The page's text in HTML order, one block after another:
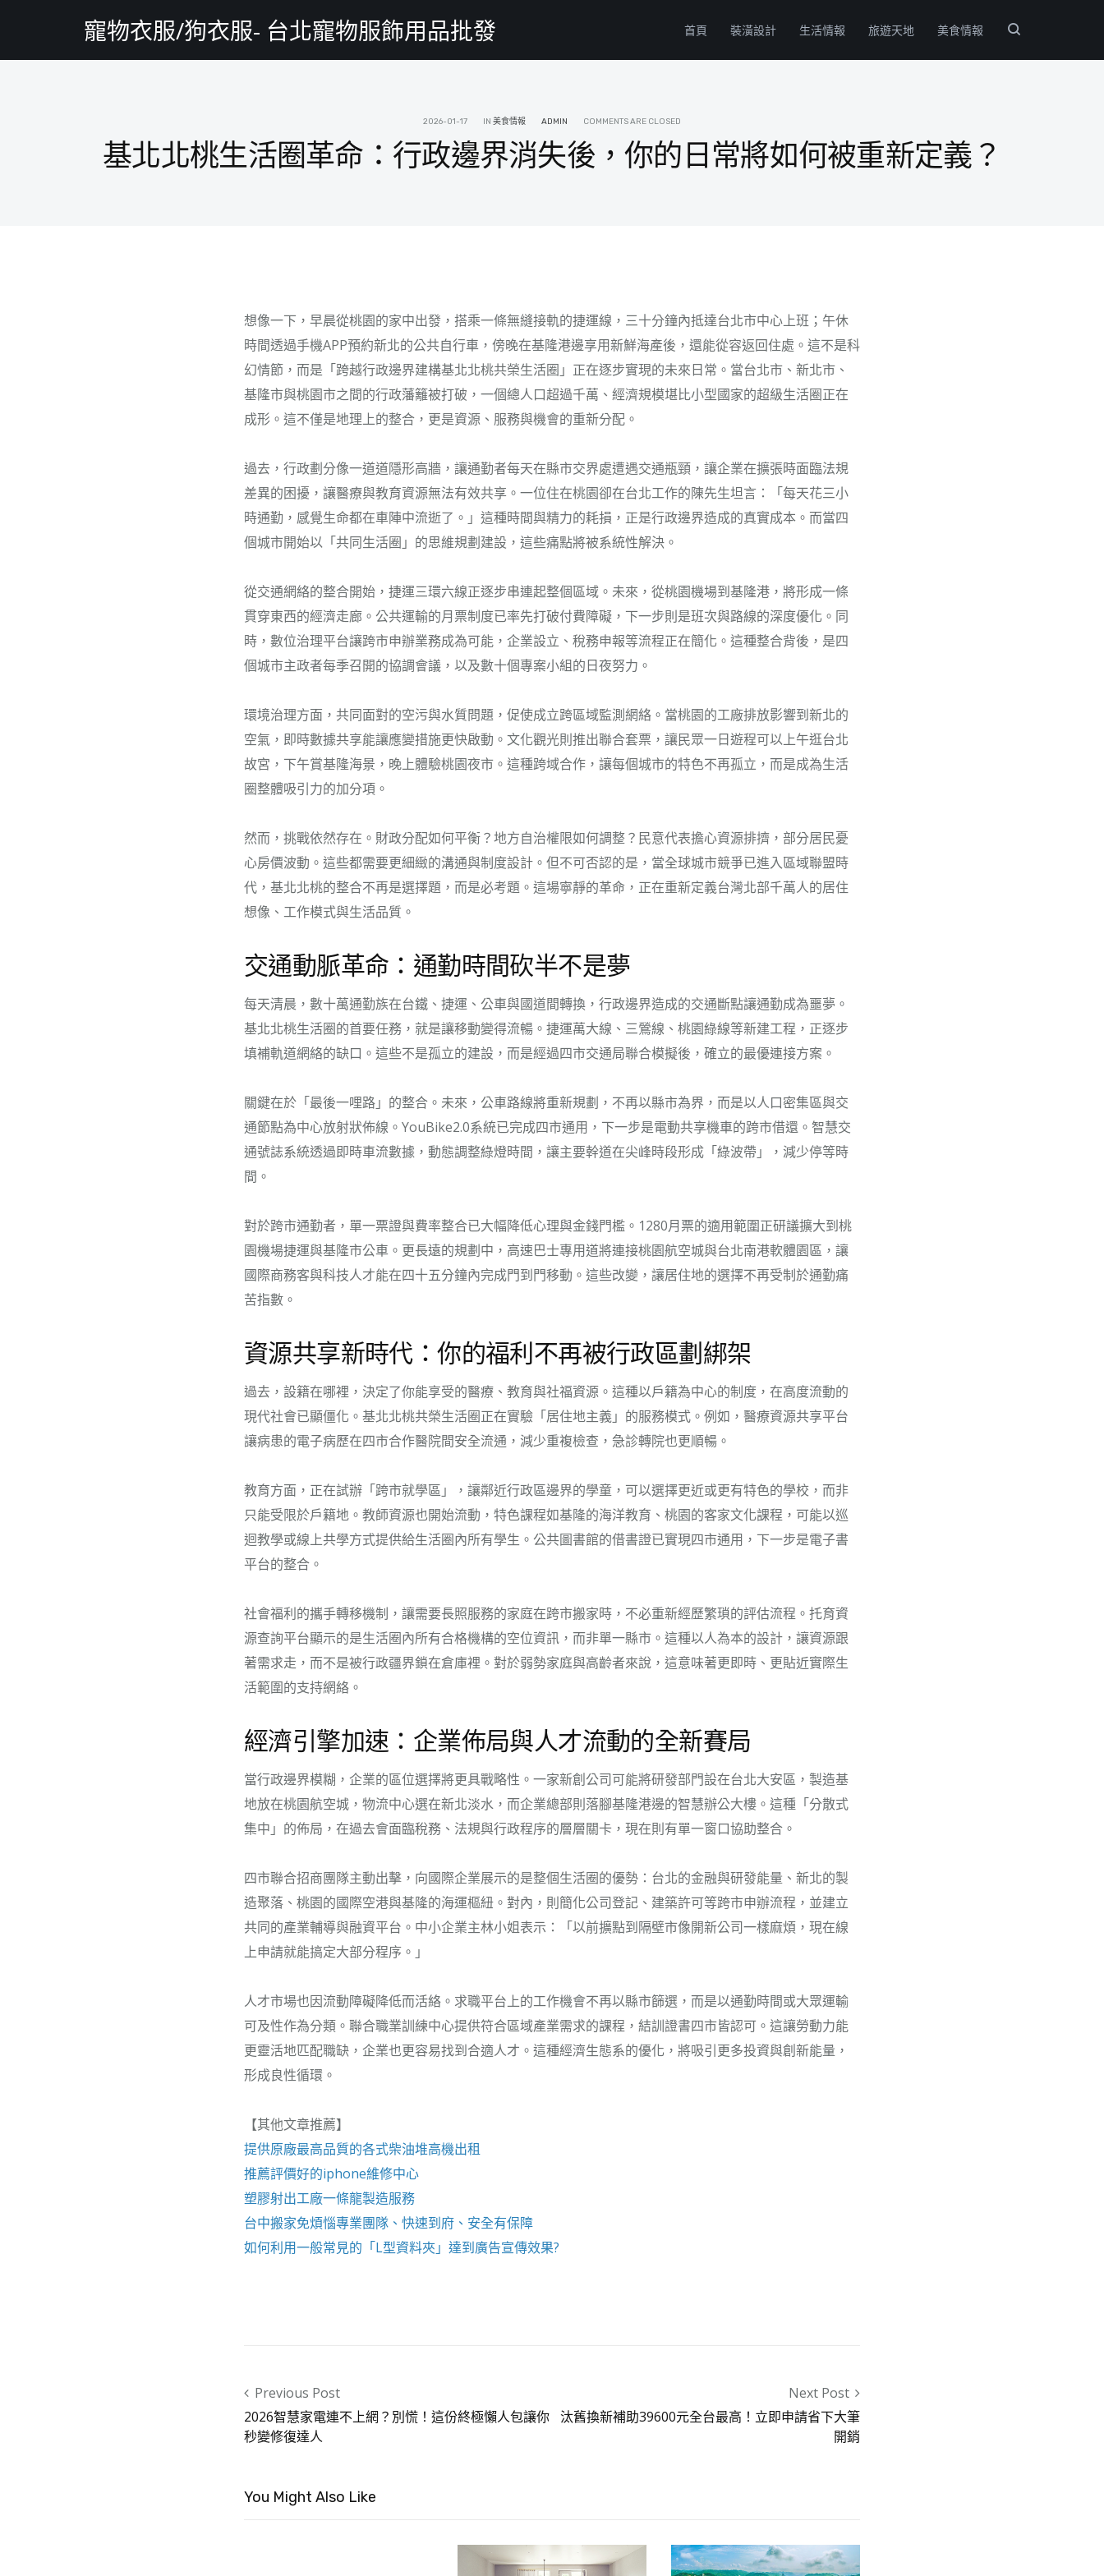
寵物衣服/狗衣服- 台北寵物服飾用品批發 首頁 裝潢設計 生活情報 旅遊天地 美食情報
2026-01-17 IN 美食情報 ADMIN COMMENTS ARE CLOSED
基北北桃生活圈革命：行政邊界消失後，你的日常將如何被重新定義？
想像一下，早晨從桃園的家中出發，搭乘一條無縫接軌的捷運線，三十分鐘內抵達台北市中心上班；午休
時間透過手機APP預約新北的公共自行車，傍晚在基隆港邊享用新鮮海產後，還能從容返回住處。這不是科
幻情節，而是「跨越行政邊界建構基北北桃共榮生活圈」正在逐步實現的未來日常。當台北市、新北市、
基隆市與桃園市之間的行政藩籬被打破，一個總人口超過千萬、經濟規模堪比小型國家的超級生活圈正在
成形。這不僅是地理上的整合，更是資源、服務與機會的重新分配。
過去，行政劃分像一道道隱形高牆，讓通勤者每天在縣市交界處遭遇交通瓶頸，讓企業在擴張時面臨法規
差異的困擾，讓醫療與教育資源無法有效共享。一位住在桃園卻在台北工作的陳先生坦言：「每天花三小
時通勤，感覺生命都在車陣中流逝了。」這種時間與精力的耗損，正是行政邊界造成的真實成本。而當四
個城市開始以「共同生活圈」的思維規劃建設，這些痛點將被系統性解決。
從交通網絡的整合開始，捷運三環六線正逐步串連起整個區域。未來，從桃園機場到基隆港，將形成一條
貫穿東西的經濟走廊。公共運輸的月票制度已率先打破付費障礙，下一步則是班次與路線的深度優化。同
時，數位治理平台讓跨市申辦業務成為可能，企業設立、稅務申報等流程正在簡化。這種整合背後，是四
個城市主政者每季召開的協調會議，以及數十個專案小組的日夜努力。
環境治理方面，共同面對的空污與水質問題，促使成立跨區域監測網絡。當桃園的工廠排放影響到新北的
空氣，即時數據共享能讓應變措施更快啟動。文化觀光則推出聯合套票，讓民眾一日遊程可以上午逛台北
故宮，下午賞基隆海景，晚上體驗桃園夜市。這種跨域合作，讓每個城市的特色不再孤立，而是成為生活
圈整體吸引力的加分項。
然而，挑戰依然存在。財政分配如何平衡？地方自治權限如何調整？民意代表擔心資源排擠，部分居民憂
心房價波動。這些都需要更細緻的溝通與制度設計。但不可否認的是，當全球城市競爭已進入區域聯盟時
代，基北北桃的整合不再是選擇題，而是必考題。這場寧靜的革命，正在重新定義台灣北部千萬人的居住
想像、工作模式與生活品質。
交通動脈革命：通勤時間砍半不是夢
每天清晨，數十萬通勤族在台鐵、捷運、公車與國道間轉換，行政邊界造成的交通斷點讓通勤成為噩夢。
基北北桃生活圈的首要任務，就是讓移動變得流暢。捷運萬大線、三鶯線、桃園綠線等新建工程，正逐步
填補軌道網絡的缺口。這些不是孤立的建設，而是經過四市交通局聯合模擬後，確立的最優連接方案。
關鍵在於「最後一哩路」的整合。未來，公車路線將重新規劃，不再以縣市為界，而是以人口密集區與交
通節點為中心放射狀佈線。YouBike2.0系統已完成四市通用，下一步是電動共享機車的跨市借還。智慧交
通號誌系統透過即時車流數據，動態調整綠燈時間，讓主要幹道在尖峰時段形成「綠波帶」，減少停等時
間。
對於跨市通勤者，單一票證與費率整合已大幅降低心理與金錢門檻。1280月票的適用範圍正研議擴大到桃
園機場捷運與基隆市公車。更長遠的規劃中，高速巴士專用道將連接桃園航空城與台北南港軟體園區，讓
國際商務客與科技人才能在四十五分鐘內完成門到門移動。這些改變，讓居住地的選擇不再受制於通勤痛
苦指數。
資源共享新時代：你的福利不再被行政區劃綁架
過去，設籍在哪裡，決定了你能享受的醫療、教育與社福資源。這種以戶籍為中心的制度，在高度流動的
現代社會已顯僵化。基北北桃共榮生活圈正在實驗「居住地主義」的服務模式。例如，醫療資源共享平台
讓病患的電子病歷在四市合作醫院間安全流通，減少重複檢查，急診轉院也更順暢。
教育方面，正在試辦「跨市就學區」，讓鄰近行政區邊界的學童，可以選擇更近或更有特色的學校，而非
只能受限於戶籍地。教師資源也開始流動，特色課程如基隆的海洋教育、桃園的客家文化課程，可能以巡
迴教學或線上共學方式提供給生活圈內所有學生。公共圖書館的借書證已實現四市通用，下一步是電子書
平台的整合。
社會福利的攜手轉移機制，讓需要長照服務的家庭在跨市搬家時，不必重新經歷繁瑣的評估流程。托育資
源查詢平台顯示的是生活圈內所有合格機構的空位資訊，而非單一縣市。這種以人為本的設計，讓資源跟
著需求走，而不是被行政疆界鎖在倉庫裡。對於弱勢家庭與高齡者來說，這意味著更即時、更貼近實際生
活範圍的支持網絡。
經濟引擎加速：企業佈局與人才流動的全新賽局
當行政邊界模糊，企業的區位選擇將更具戰略性。一家新創公司可能將研發部門設在台北大安區，製造基
地放在桃園航空城，物流中心選在新北淡水，而企業總部則落腳基隆港邊的智慧辦公大樓。這種「分散式
集中」的佈局，在過去會面臨稅務、法規與行政程序的層層關卡，現在則有單一窗口協助整合。
四市聯合招商團隊主動出擊，向國際企業展示的是整個生活圈的優勢：台北的金融與研發能量、新北的製
造聚落、桃園的國際空港與基隆的海運樞紐。對內，則簡化公司登記、建築許可等跨市申辦流程，並建立
共同的產業輔導與融資平台。中小企業主林小姐表示：「以前擴點到隔壁市像開新公司一樣麻煩，現在線
上申請就能搞定大部分程序。」
人才市場也因流動障礙降低而活絡。求職平台上的工作機會不再以縣市篩選，而是以通勤時間或大眾運輸
可及性作為分類。聯合職業訓練中心提供符合區域產業需求的課程，結訓證書四市皆認可。這讓勞動力能
更靈活地匹配職缺，企業也更容易找到合適人才。這種經濟生態系的優化，將吸引更多投資與創新能量，
形成良性循環。
【其他文章推薦】
提供原廠最高品質的各式柴油堆高機出租
推薦評價好的iphone維修中心
塑膠射出工廠一條龍製造服務
台中搬家免煩惱專業團隊、快速到府、安全有保障
如何利用一般常見的「L型資料夾」達到廣告宣傳效果?
Post navigation
Previous Post
2026智慧家電連不上網？別慌！這份終極懶人包讓你
秒變修復達人
Next Post
汰舊換新補助39600元全台最高！立即申請省下大筆
開銷
You Might Also Like